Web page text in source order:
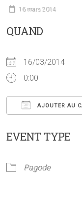
16 mars 2014
QUAND
16/03/2014
0:00
AJOUTER AU
EVENT TYPE
Pagode